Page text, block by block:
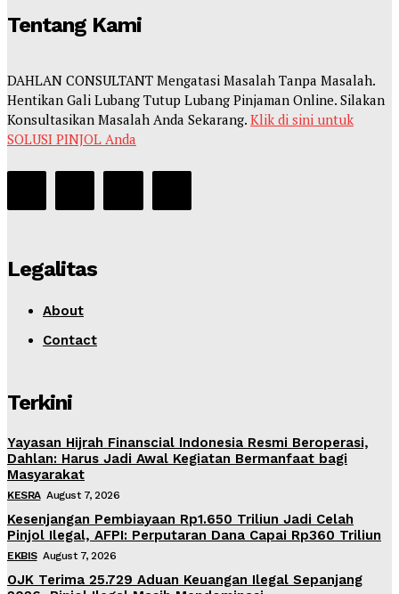
Tentang Kami
DAHLAN CONSULTANT Mengatasi Masalah Tanpa Masalah.
Hentikan Gali Lubang Tutup Lubang Pinjaman Online. Silakan
Konsultasikan Masalah Anda Sekarang. Klik di sini untuk
SOLUSI PINJOL Anda
Legalitas
About
Contact
Terkini
Yayasan Hijrah Finanscial Indonesia Resmi Beroperasi,
Dahlan: Harus Jadi Awal Kegiatan Bermanfaat bagi
Masyarakat
KESRA August 7, 2026
Kesenjangan Pembiayaan Rp1.650 Triliun Jadi Celah
Pinjol Ilegal, AFPI: Perputaran Dana Capai Rp360 Triliun
EKBIS August 7, 2026
OJK Terima 25.729 Aduan Keuangan Ilegal Sepanjang